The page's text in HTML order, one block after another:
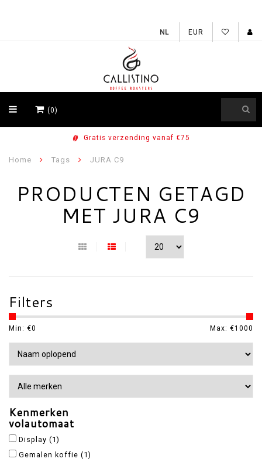
EUR
(0)
Gratis verzending vanaf €75
Home Tags JURA C9
PRODUCTEN GETAGD
MET JURA C9
Filters
Min: €0 Max: €1000
Kenmerken
volautomaat
Display (1)
Gemalen koffie (1)